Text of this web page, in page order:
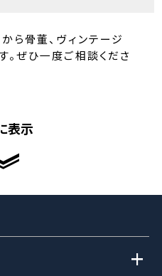
ら骨董、ヴィンテージ
。ぜひ一度ご相談くださ
表示
+